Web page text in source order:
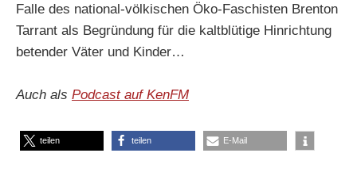
Falle des national-völkischen Öko-Faschisten Brenton
Tarrant als Begründung für die kaltblütige Hinrichtung
betender Väter und Kinder…
Auch als Podcast auf KenFM
teilen teilen E-Mail